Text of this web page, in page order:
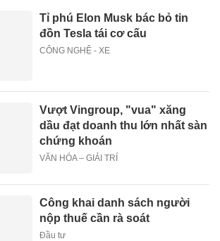
Tỉ phú Elon Musk bác bỏ tin
đồn Tesla tái cơ cấu
CÔNG NGHỆ - XE
Vượt Vingroup, "vua" xăng
dầu đạt doanh thu lớn nhất sàn
chứng khoán
VĂN HÓA – GIẢI TRÍ
Công khai danh sách người
nộp thuế cần rà soát
Đầu tư